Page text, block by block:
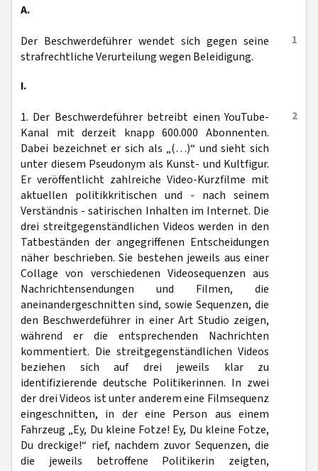
A.
1
Der Beschwerdeführer wendet sich gegen seine
strafrechtliche Verurteilung wegen Beleidigung.
I.
2
1. Der Beschwerdeführer betreibt einen YouTube-
Kanal mit derzeit knapp 600.000 Abonnenten.
Dabei bezeichnet er sich als „(…)“ und sieht sich
unter diesem Pseudonym als Kunst- und Kultfigur.
Er veröffentlicht zahlreiche Video-Kurzfilme mit
aktuellen politikkritischen und - nach seinem
Verständnis - satirischen Inhalten im Internet. Die
drei streitgegenständlichen Videos werden in den
Tatbeständen der angegriffenen Entscheidungen
näher beschrieben. Sie bestehen jeweils aus einer
Collage von verschiedenen Videosequenzen aus
Nachrichtensendungen und Filmen, die
aneinandergeschnitten sind, sowie Sequenzen, die
den Beschwerdeführer in einer Art Studio zeigen,
während er die entsprechenden Nachrichten
kommentiert. Die streitgegenständlichen Videos
beziehen sich auf drei jeweils klar zu
identifizierende deutsche Politikerinnen. In zwei
der drei Videos ist unter anderem eine Filmsequenz
eingeschnitten, in der eine Person aus einem
Fahrzeug „Ey, Du kleine Fotze! Ey, Du kleine Fotze,
Du dreckige!“ rief, nachdem zuvor Sequenzen, die
die jeweils betroffene Politikerin zeigten,